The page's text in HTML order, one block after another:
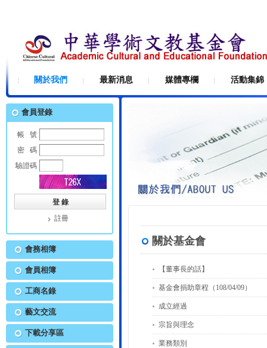
關於我們 最新消息 媒體專欄 活動集錦
會員登錄
帳 號
密 碼
驗證碼
註冊
會務相簿
會員相簿
工商名錄
藝文交流
下載分享區
關於基金會
【董事長的話】
基金會捐助章程（108/04/09）
成立經過
宗旨與理念
業務類別